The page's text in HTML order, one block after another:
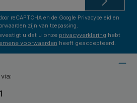
reCAPTCHA en de Google Privacybeleid en
zijn van toepassing.
u dat u onze privacyverklaring hebt
voorwaarden heeft geaccepteerd.